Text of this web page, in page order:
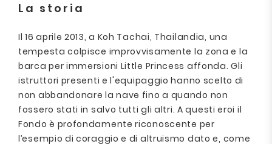
La storia
Il 16 aprile 2013, a Koh Tachai, Thailandia, una
tempesta colpisce improvvisamente la zona e la
barca per immersioni Little Princess affonda. Gli
istruttori presenti e l'equipaggio hanno scelto di
non abbandonare la nave fino a quando non
fossero stati in salvo tutti gli altri. A questi eroi il
Fondo è profondamente riconoscente per
l’esempio di coraggio e di altruismo dato e, come